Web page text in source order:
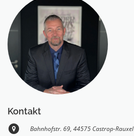
Kontakt
Bahnhofstr. 69, 44575 Castrop-Rauxel